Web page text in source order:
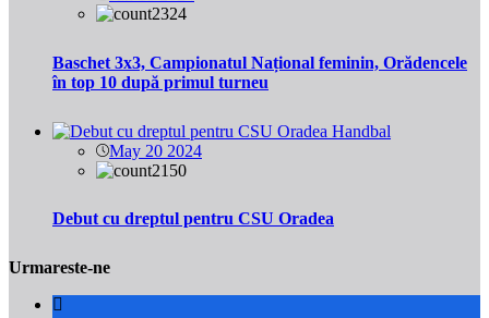
2324
Baschet 3x3, Campionatul Național feminin, Orădencele
în top 10 după primul turneu
Handbal
May 20 2024
2150
Debut cu dreptul pentru CSU Oradea
Urmareste-ne